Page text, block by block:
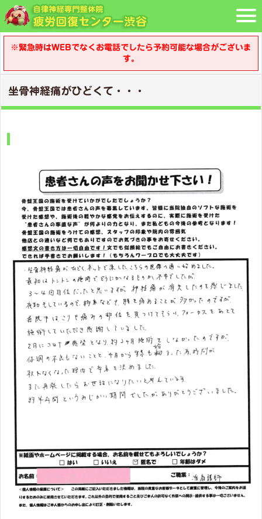
※緊急時はWEBでなくお電話でしたら予約可能な場合がございま
す。
坐骨神経痛がひどくて・・・